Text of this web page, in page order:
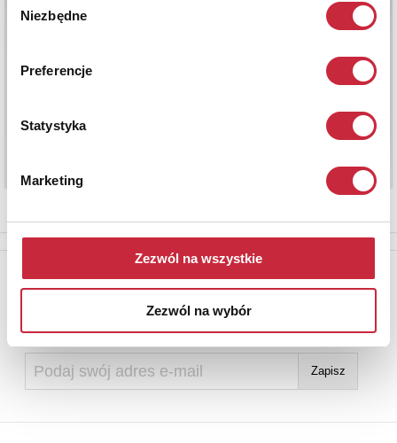
zgody
Niezbędne
Preferencje
Statystyka
Marketing
Zezwól na wszystkie
Zezwól na wybór
Newsletter
Aby otrzymywać informacje o nowych aukcjach, prosimy podać
adres e-mail